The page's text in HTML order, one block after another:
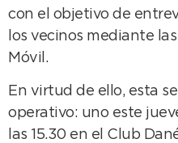
con el objetivo de
los vecinos mediante
Móvil.
En virtud de ello, esta
operativo: uno este
las 15.30 en el Club